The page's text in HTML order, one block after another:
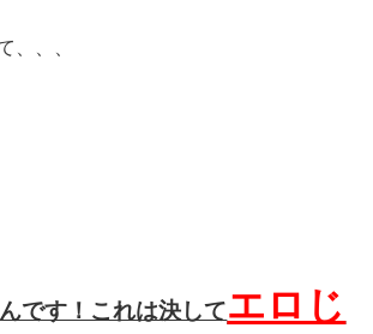
、、、
です！これは決してエロじ